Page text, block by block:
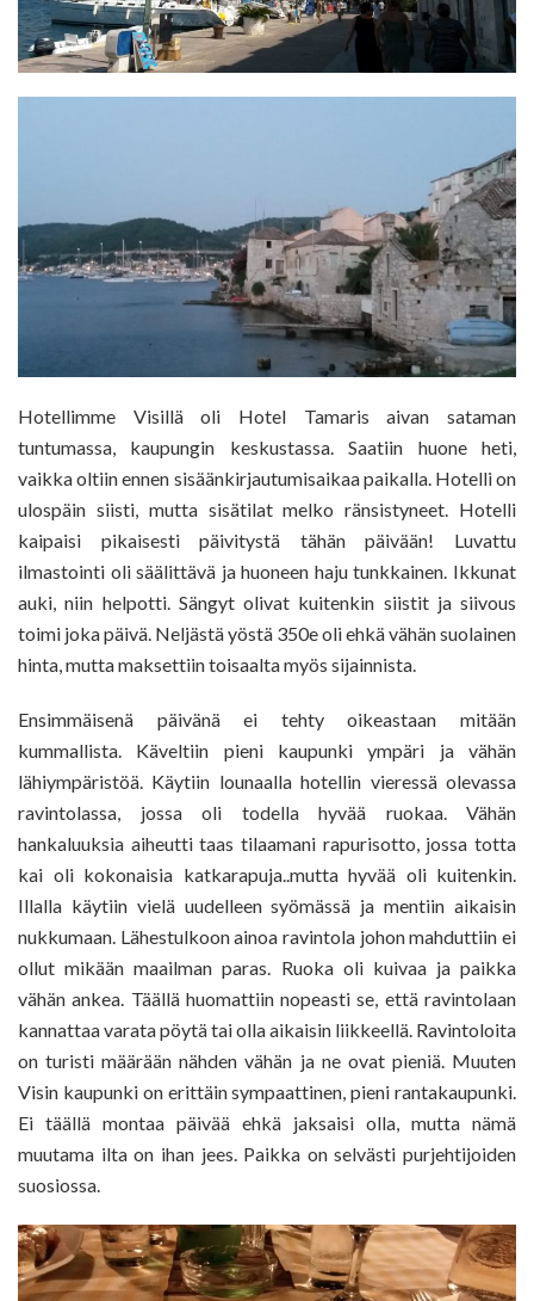
Hotellimme Visillä oli Hotel Tamaris aivan sataman
tuntumassa, kaupungin keskustassa. Saatiin huone heti,
vaikka oltiin ennen sisäänkirjautumisaikaa paikalla. Hotelli on
ulospäin siisti, mutta sisätilat melko ränsistyneet. Hotelli
kaipaisi pikaisesti päivitystä tähän päivään! Luvattu
ilmastointi oli säälittävä ja huoneen haju tunkkainen. Ikkunat
auki, niin helpotti. Sängyt olivat kuitenkin siistit ja siivous
toimi joka päivä. Neljästä yöstä 350e oli ehkä vähän suolainen
hinta, mutta maksettiin toisaalta myös sijainnista.
Ensimmäisenä päivänä ei tehty oikeastaan mitään
kummallista. Käveltiin pieni kaupunki ympäri ja vähän
lähiympäristöä. Käytiin lounaalla hotellin vieressä olevassa
ravintolassa, jossa oli todella hyvää ruokaa. Vähän
hankaluuksia aiheutti taas tilaamani rapurisotto, jossa totta
kai oli kokonaisia katkarapuja..mutta hyvää oli kuitenkin.
Illalla käytiin vielä uudelleen syömässä ja mentiin aikaisin
nukkumaan. Lähestulkoon ainoa ravintola johon mahduttiin ei
ollut mikään maailman paras. Ruoka oli kuivaa ja paikka
vähän ankea. Täällä huomattiin nopeasti se, että ravintolaan
kannattaa varata pöytä tai olla aikaisin liikkeellä. Ravintoloita
on turisti määrään nähden vähän ja ne ovat pieniä. Muuten
Visin kaupunki on erittäin sympaattinen, pieni rantakaupunki.
Ei täällä montaa päivää ehkä jaksaisi olla, mutta nämä
muutama ilta on ihan jees. Paikka on selvästi purjehtijoiden
suosiossa.